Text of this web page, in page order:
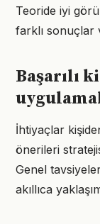
Teoride iyi
farklı sonuçlar
Başarılı
İhtiyaçlar
önerileri
Genel
akıllıca